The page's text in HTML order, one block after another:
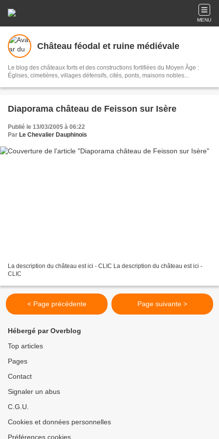
MENU
Château féodal et ruine médiévale
Le blog des châteaux forts et des constructions fortifiées du Moyen Âge :
Églises, cimetières, villages défensifs, cités, ponts, maisons nobles...
Diaporama château de Feisson sur Isère
Publié le 13/03/2005 à 06:22
Par Le Chevalier Dauphinois
La description du château est ici - CLIC La description du château est ici -
CLIC
< Page précédente Page suivante >
Hébergé par Overblog
Top articles
Pages
Contact
Signaler un abus
C.G.U.
Cookies et données personnelles
Préférences cookies